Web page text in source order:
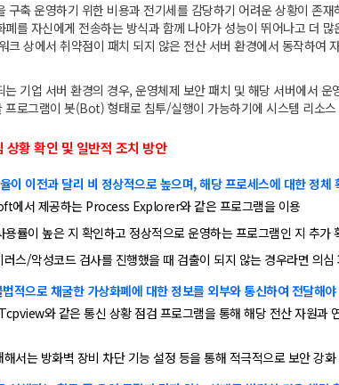
구축 운영하기 위한 비용과 전기세를 감당하기 어려운 상황이 존
를 자신에게 전송하는 방식과 함께 나아가 성능이 뛰어나고 더
상에서 취약점이 패치 되지 않은 전산 서버 환경에서 동작하여
기업 서버 환경의 경우, 운영체제 보안 패치 및 해당 서버에서
로그램이 봇(Bot) 형태로 침투/실행이 가능하기에 시스템 리소
상황 확인 및 일반적 조치 방안
이 이전과 달리 비 정상적으로 높으며, 해당 프로세스에 대한 정체
에서 제공하는 Process Explorer와 같은 프로그램을 이용
률이 높은 지 확인하고 정상적으로 운영하는 프로그램인 지 추가
스/악성코드 검사를 진행했을 때 검출이 되지 않는 경우라면 의
적으로 채굴한 가상화폐에 대한 정보를 외부와 통신하여 전달해
와 같은 통신 상황 점검 프로그램을 통해 해당 전산 자원과
서는 방화벽 장비 차단 기능 설정 등을 통해 적극적으로 보안 강